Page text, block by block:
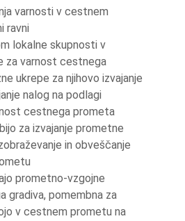
varnosti v cestnem
ravni
lokalne skupnosti v
za varnost cestnega
ukrepe za njihovo izvajanje
nalog na podlagi
cestnega prometa
za izvajanje prometne
in obveščanje
prometno-vzgojne
gradiva, pomembna za
v cestnem prometu na